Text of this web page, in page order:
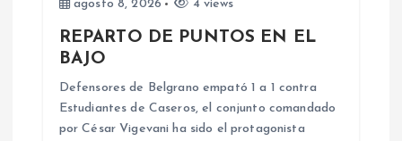
agosto 8, 2026 4 views
REPARTO DE PUNTOS EN EL
BAJO
Defensores de Belgrano empató 1 a 1 contra
Estudiantes de Caseros, el conjunto comandado
por César Vigevani ha sido el protagonista